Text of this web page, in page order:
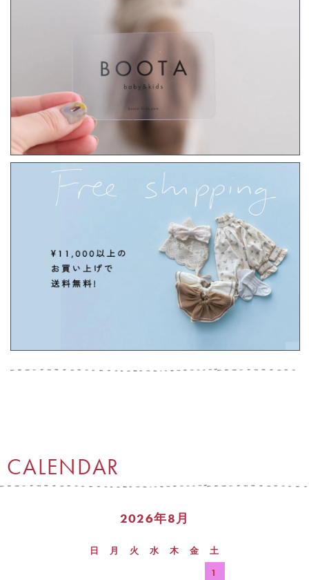
CALENDAR
2026年8月
日 月 火 水 木 金
土
1